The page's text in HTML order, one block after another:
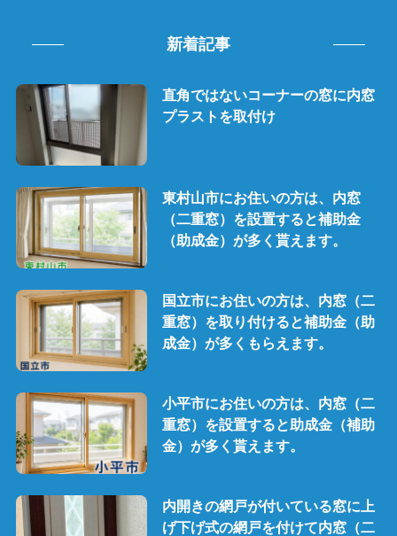
新着記事
直角ではないコーナーの窓に内窓
プラストを取付け
東村山市にお住いの方は、内窓
（二重窓）を設置すると補助金
（助成金）が多く貰えます。
国立市にお住いの方は、内窓（二
重窓）を取り付けると補助金（助
成金）が多くもらえます。
小平市にお住いの方は、内窓（二
重窓）を設置すると助成金（補助
金）が多く貰えます。
内開きの網戸が付いている窓に上
げ下げ式の網戸を付けて内窓（二